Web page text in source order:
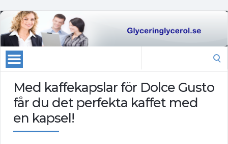
Med kaffekapslar för Dolce Gusto
får du det perfekta kaffet med
en kapsel!